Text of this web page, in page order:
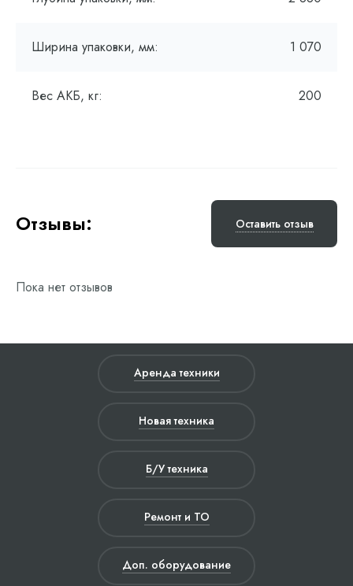
Ширина упаковки, мм: 1 070
Вес АКБ, кг: 200
Отзывы: Оставить отзыв
Пока нет отзывов
Аренда техники
Новая техника
Б/У техника
Ремонт и ТО
Доп. оборудование